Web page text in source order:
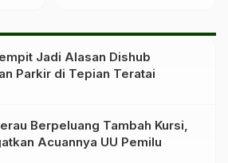
Jadi Alasan Dishub
Parkir di Tepian Teratai
Berpeluang Tambah Kursi,
Acuannya UU Pemilu